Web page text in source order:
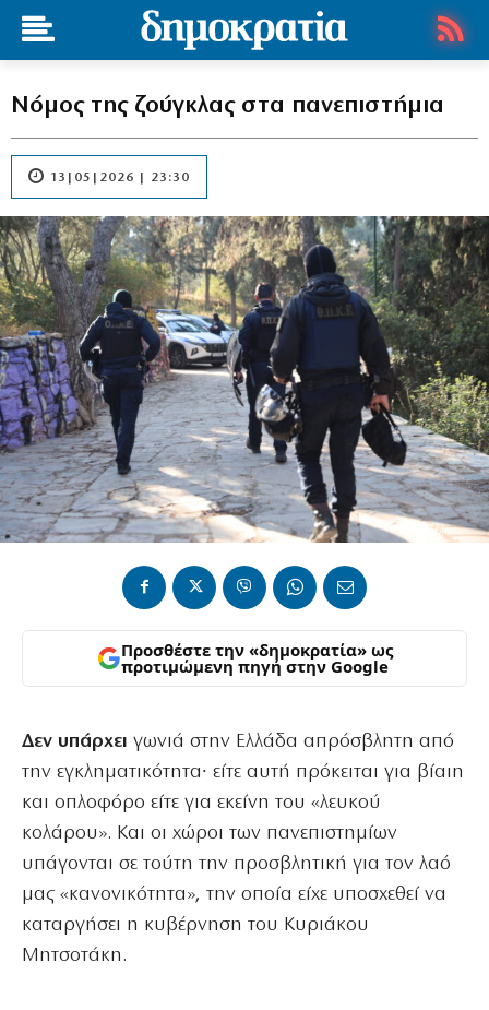
Νόμος της ζούγκλας στα πανεπιστήμια
13|05|2026 | 23:30
Προσθέστε την «δημοκρατία» ως
προτιμώμενη πηγή στην Google
Δεν υπάρχει γωνιά στην Ελλάδα απρόσβλητη από
την εγκληματικότητα∙ είτε αυτή πρόκειται για βίαιη
και οπλοφόρο είτε για εκείνη του «λευκού
κολάρου». Και οι χώροι των πανεπιστημίων
υπάγονται σε τούτη την προσβλητική για τον λαό
μας «κανονικότητα», την οποία είχε υποσχεθεί να
καταργήσει η κυβέρνηση του Κυριάκου
Μητσοτάκη.